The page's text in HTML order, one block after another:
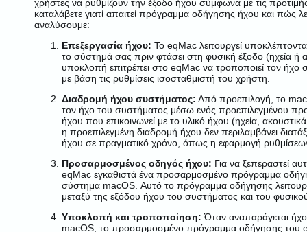
χρήστες να ρυθμίζουν την έξοδο ήχου σύμφωνα με τις
καταλάβετε γιατί απαιτεί πρόγραμμα οδήγησης ήχου και πώς
αναλύσουμε:
Επεξεργασία ήχου: Το eqMac λειτουργεί
το σύστημά σας πριν φτάσει στη φυσική έξοδο (ηχεία ή
υποκλοπή επιτρέπει στο eqMac να τροποποιεί τον ήχο
με βάση τις ρυθμίσεις ισοσταθμιστή του χρήστη.
Διαδρομή ήχου συστήματος: Από προεπιλογή, το
τον ήχο του συστήματος μέσω ενός προεπιλεγμένου
ήχου που επικοινωνεί με το υλικό ήχου (ηχεία,
η προεπιλεγμένη διαδρομή ήχου δεν περιλαμβάνει
ήχου σε πραγματικό χρόνο, όπως η εφαρμογή
Προσαρμοσμένος οδηγός ήχου: Για να ξεπεραστεί
eqMac εγκαθιστά ένα προσαρμοσμένο πρόγραμμα
σύστημα macOS. Αυτό το πρόγραμμα οδήγησης
μεταξύ της εξόδου ήχου του συστήματος και του
Υποκλοπή και τροποποίηση: Όταν αναπαράγεται
macOS, το προσαρμοσμένο πρόγραμμα οδήγησης του